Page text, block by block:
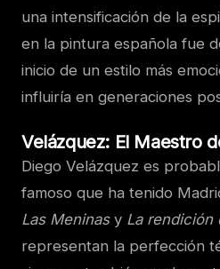
una intensificación de la
en la pintura española fue
inicio de un estilo más
influiría en generaciones
Velázquez: El Maestro
Diego Velázquez es
famoso que ha tenido
Las Meninasy La rendición
representan la perfección